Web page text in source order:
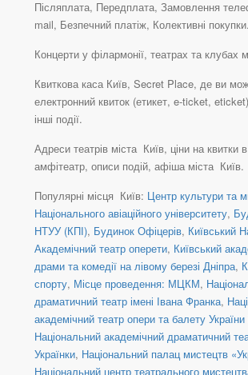
Післяплата, Передплата, Замовлення
mail, Безпечний платіж, Колективні покупки.
Концерти у філармонії, театрах та клубах
Квиткова каса Київ, Secret Place, де ви
електронний квиток (етикет, e-ticket,
інші події.
Адреси театрів міста Київ, ціни на квитки
амфітеатр, описи подій, афіша міста Київ.
Популярні місця Київ: Центр культури та
Національного авіаційного університету,
НТУУ (КПІ), Будинок Офіцерів, Київський
Академічний театр оперети, Київський
драми та комедії на лівому березі Дніпра,
спорту, Місце проведення: МЦКМ,
драматичний театр імені Івана Франка,
академічний театр опери та балету
Національний академічний драматичний
Українки, Національний палац мистецтв
Національний центр театрального